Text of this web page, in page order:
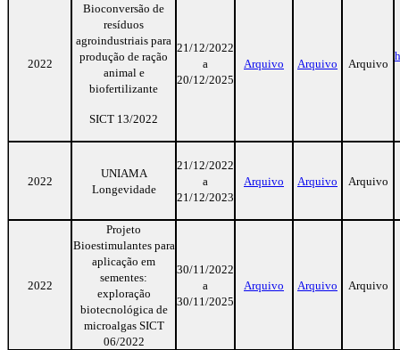
2022
Bioconversão de
resíduos
agroindustriais para
produção de ração
animal e
biofertilizante
SICT 13/2022
21/12/2022
a
20/12/2025
Arquivo Arquivo Arquivo
2022
UNIAMA
Longevidade
21/12/2022
a
21/12/2023
Arquivo Arquivo Arquivo
2022
Projeto
Bioestimulantes para
aplicação em
sementes:
exploração
biotecnológica de
microalgas SICT
06/2022
30/11/2022
a
30/11/2025
Arquivo Arquivo Arquivo